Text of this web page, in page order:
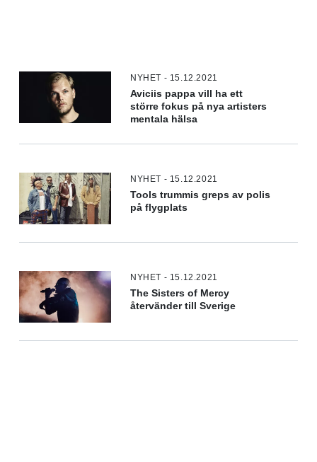
NYHET - 15.12.2021
Aviciis pappa vill ha ett
större fokus på nya artisters
mentala hälsa
NYHET - 15.12.2021
Tools trummis greps av polis
på flygplats
NYHET - 15.12.2021
The Sisters of Mercy
återvänder till Sverige